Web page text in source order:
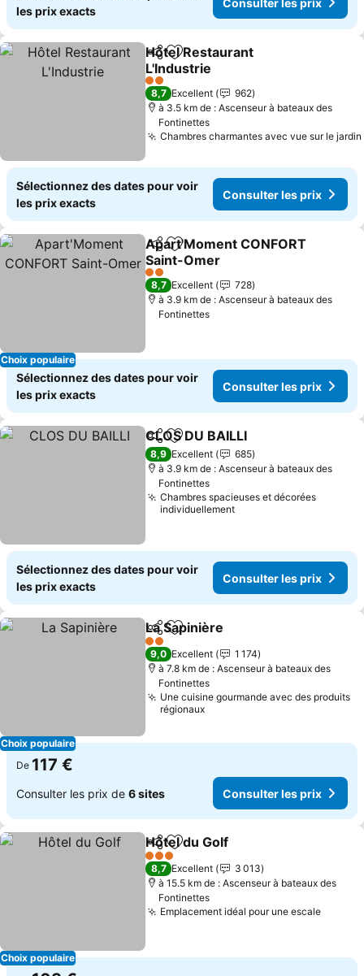
les prix exacts
PartagerAjouter à mes favoris
Hôtel Restaurant
L'Industrie
2 Étoiles
8,7 Excellent
962
à 3.5 km de : Ascenseur à bateaux des
Fontinettes
Chambres charmantes avec vue sur le jardin
Sélectionnez des dates pour voir
les prix exacts
Consulter les prix
Choix populaire
PartagerAjouter à mes favoris
Apart'Moment CONFORT
Saint-Omer
2 Étoiles
8,7 Excellent
728
à 3.9 km de : Ascenseur à bateaux des
Fontinettes
Sélectionnez des dates pour voir
les prix exacts
Consulter les prix
PartagerAjouter à mes favoris
CLOS DU BAILLI
8,9 Excellent
685
à 3.9 km de : Ascenseur à bateaux des
Fontinettes
Chambres spacieuses et décorées
individuellement
Sélectionnez des dates pour voir
les prix exacts
Consulter les prix
Choix populaire
PartagerAjouter à mes favoris
La Sapinière
2 Étoiles
9,0 Excellent
1 174
à 7.8 km de : Ascenseur à bateaux des
Fontinettes
Une cuisine gourmande avec des produits
régionaux
De 117 €
Consulter les prix de 6 sites Consulter les prix
Choix populaire
PartagerAjouter à mes favoris
Hôtel du Golf
3 Étoiles
8,7 Excellent
3 013
à 15.5 km de : Ascenseur à bateaux des
Fontinettes
Emplacement idéal pour une escale